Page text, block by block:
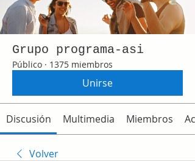
Grupo programa-asi
Público · 1375 miembros
Unirse
Discusión Multimedia Miembros
Volver